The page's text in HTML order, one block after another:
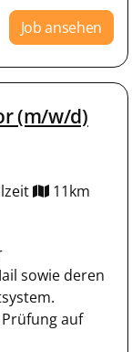
Job ansehen
(m/w/d)
11km
sowie deren
auf